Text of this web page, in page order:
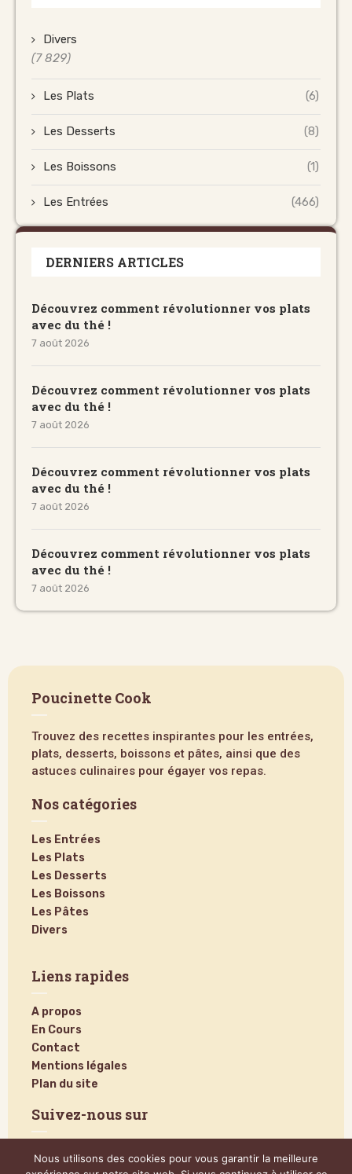
Divers
(7 829)
Les Plats (6)
Les Desserts (8)
Les Boissons (1)
Les Entrées (466)
DERNIERS ARTICLES
Découvrez comment révolutionner vos plats
avec du thé !
7 août 2026
Découvrez comment révolutionner vos plats
avec du thé !
7 août 2026
Découvrez comment révolutionner vos plats
avec du thé !
7 août 2026
Découvrez comment révolutionner vos plats
avec du thé !
7 août 2026
Poucinette Cook
Trouvez des recettes inspirantes pour les entrées,
plats, desserts, boissons et pâtes, ainsi que des
astuces culinaires pour égayer vos repas.
Nos catégories
Les Entrées
Les Plats
Les Desserts
Les Boissons
Les Pâtes
Divers
Liens rapides
A propos
En Cours
Contact
Mentions légales
Plan du site
Suivez-nous sur
Nous utilisons des cookies pour vous garantir la meilleure